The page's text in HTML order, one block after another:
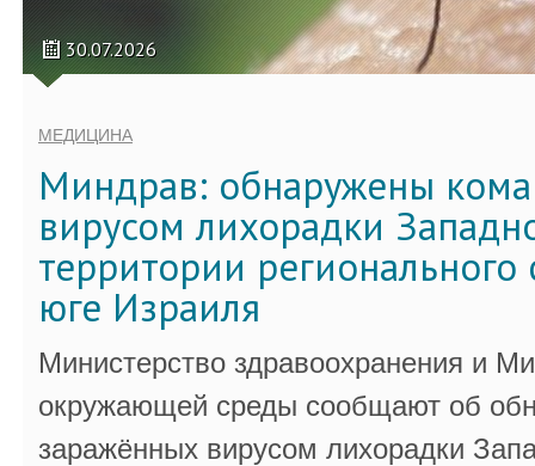
30.07.2026
МЕДИЦИНА
Миндрав: обнаружены
вирусом лихорадки
территории регионального
юге Израиля
Министерство здравоохранения и
окружающей среды сообщают об
заражённых вирусом лихорадки